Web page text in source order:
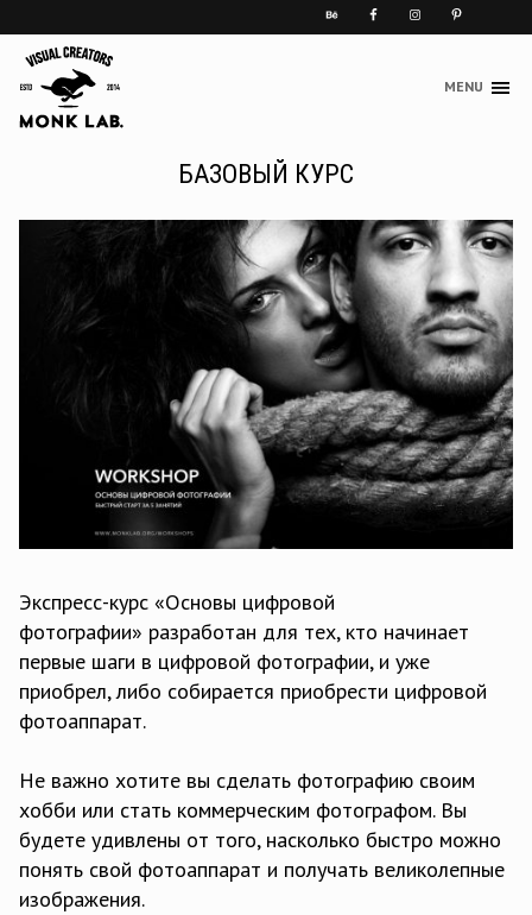
to
MENU
БАЗОВЫЙ КУРС
Экспресс-курс «Основы цифровой
фотографии» разработан для тех, кто начинает
первые шаги в цифровой фотографии, и уже
приобрел, либо собирается приобрести цифровой
фотоаппарат.
Не важно хотите вы сделать фотографию своим
хобби или стать коммерческим фотографом. Вы
будете удивлены от того, насколько быстро можно
понять свой фотоаппарат и получать великолепные
изображения.